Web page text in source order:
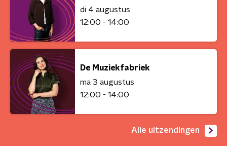
di 4 augustus
12:00 - 14:00
De Muziekfabriek
ma 3 augustus
12:00 - 14:00
Alle uitzendingen